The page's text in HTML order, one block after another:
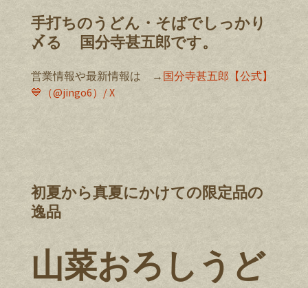
手打ちのうどん・そばでしっかり
〆る 国分寺甚五郎です。
営業情報や最新情報は → 国分寺甚五郎【公式】
💙（@jingo6）/ X
初夏から真夏にかけての限定品の
逸品
山菜おろしうど